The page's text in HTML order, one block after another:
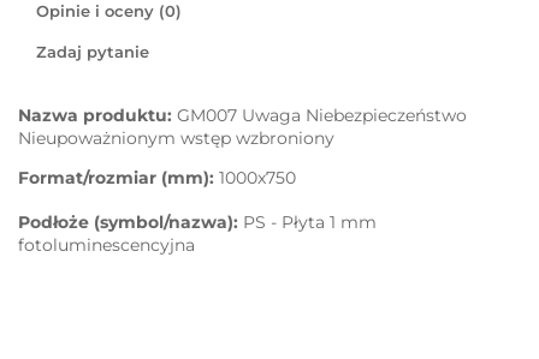
Opinie i oceny (0)
Zadaj pytanie
Nazwa produktu: GM007 Uwaga Niebezpieczeństwo
Nieupoważnionym wstęp wzbroniony
Format/rozmiar (mm): 1000x750
Podłoże (symbol/nazwa): PS - Płyta 1 mm
fotoluminescencyjna